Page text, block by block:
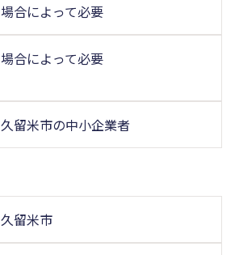
場合によって必要
場合によって必要
久留米市の中小企業者
久留米市